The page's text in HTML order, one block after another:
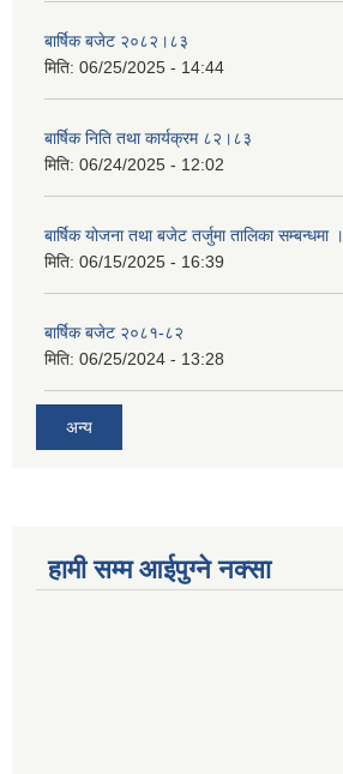
बार्षिक बजेट २०८२।८३
मिति: 06/25/2025 - 14:44
बार्षिक निति तथा कार्यक्रम ८२।८३
मिति: 06/24/2025 - 12:02
बार्षिक योजना तथा बजेट तर्जुमा तालिका सम्बन्धमा ।
मिति: 06/15/2025 - 16:39
बार्षिक बजेट २०८१-८२
मिति: 06/25/2024 - 13:28
अन्य
हामी सम्म आईपुग्ने नक्सा